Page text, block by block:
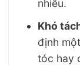
nhiều.
Khó
định
tóc hay